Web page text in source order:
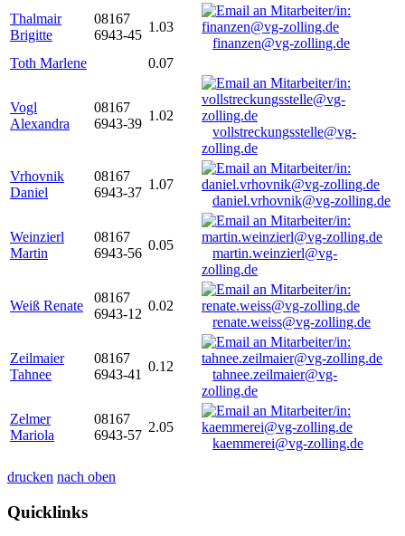
Thalmair
Brigitte
08167
6943-45
1.03
finanzen@vg-zolling.de
Toth Marlene
0.07
Vogl
Alexandra
08167
6943-39
1.02
vollstreckungsstelle@vg-
zolling.de
Vrhovnik
Daniel
08167
6943-37
1.07
daniel.vrhovnik@vg-zolling.de
Weinzierl
Martin
08167
6943-56
0.05
martin.weinzierl@vg-
zolling.de
Weiß Renate
08167
6943-12
0.02
renate.weiss@vg-zolling.de
Zeilmaier
Tahnee
08167
6943-41
0.12
tahnee.zeilmaier@vg-
zolling.de
Zelmer
Mariola
08167
6943-57
2.05
kaemmerei@vg-zolling.de
drucken nach oben
Quicklinks